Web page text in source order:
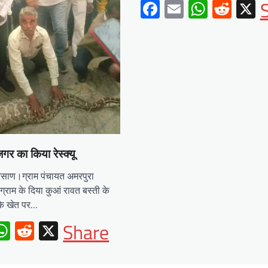
का किया रेस्क्यू
पंचायत अमरपुरा
के दिया कुआं रावत बस्ती के
खेत पर…
WhatsApp
Reddit
X
Share
Facebook
Email X